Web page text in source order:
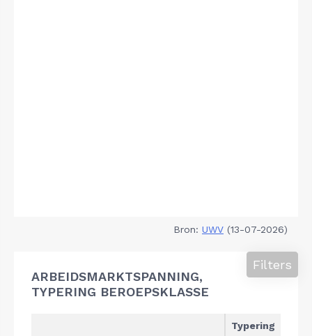
Bron: UWV (13-07-2026)
ARBEIDSMARKTSPANNING,
TYPERING BEROEPSKLASSE
Filters